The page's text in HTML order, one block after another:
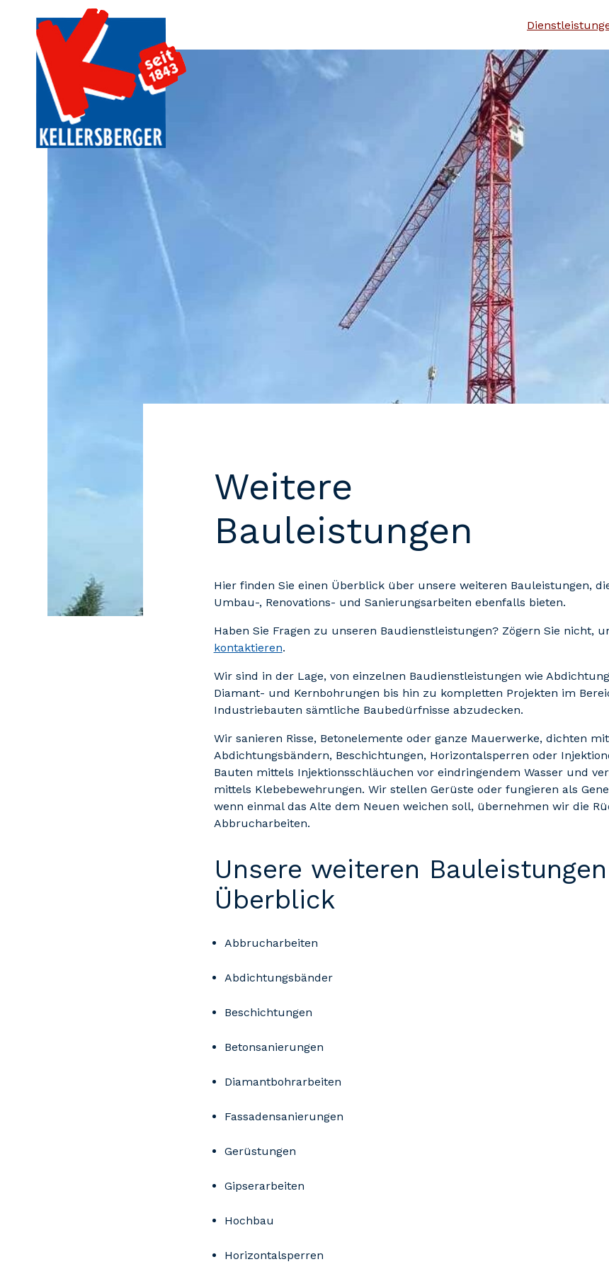
Weitere
Bauleistungen
Hier finden Sie einen Überblick über unsere weiteren Bauleistungen,
Umbau-, Renovations- und Sanierungsarbeiten ebenfalls bieten.
Haben Sie Fragen zu unseren Baudienstleistungen? Zögern Sie nicht,
kontaktieren.
Wir sind in der Lage, von einzelnen Baudienstleistungen wie
Diamant- und Kernbohrungen bis hin zu kompletten Projekten im
Industriebauten sämtliche Baubedürfnisse abzudecken.
Wir sanieren Risse, Betonelemente oder ganze Mauerwerke, dichten
Abdichtungsbändern, Beschichtungen, Horizontalsperren oder
Bauten mittels Injektionsschläuchen vor eindringendem Wasser und
mittels Klebebewehrungen. Wir stellen Gerüste oder fungieren als
wenn einmal das Alte dem Neuen weichen soll, übernehmen wir die
Abbrucharbeiten.
Unsere weiteren
Überblick
Abbrucharbeiten
Abdichtungsbänder
Beschichtungen
Betonsanierungen
Diamantbohrarbeiten
Fassadensanierungen
Gerüstungen
Gipserarbeiten
Hochbau
Horizontalsperren